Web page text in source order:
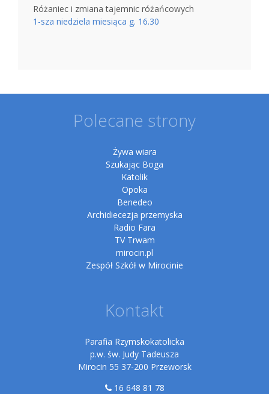
Różaniec i zmiana tajemnic różańcowych
1-sza niedziela miesiąca g. 16.30
Polecane strony
Żywa wiara
Szukając Boga
Katolik
Opoka
Benedeo
Archidiecezja przemyska
Radio Fara
TV Trwam
mirocin.pl
Zespół Szkół w Mirocinie
Kontakt
Parafia Rzymskokatolicka
p.w. św. Judy Tadeusza
Mirocin 55 37-200 Przeworsk
16 648 81 78